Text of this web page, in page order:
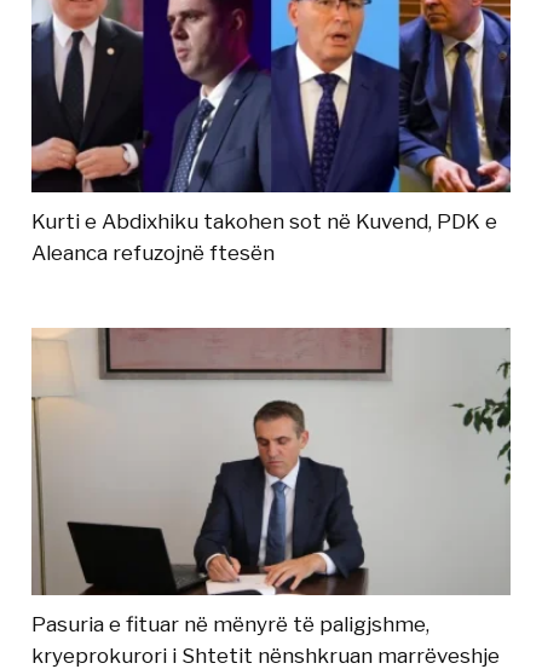
Kurti e Abdixhiku takohen sot në Kuvend, PDK e
Aleanca refuzojnë ftesën
Pasuria e fituar në mënyrë të paligjshme,
kryeprokurori i Shtetit nënshkruan marrëveshje